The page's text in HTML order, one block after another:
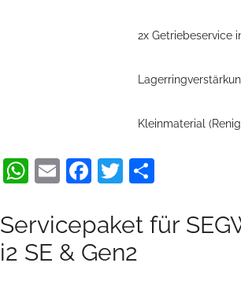
2x Getriebeservice
Kleinmaterial
WhatsApp
EmailFacebook
Twitter
Servicepaket für
i2 SE & Gen2